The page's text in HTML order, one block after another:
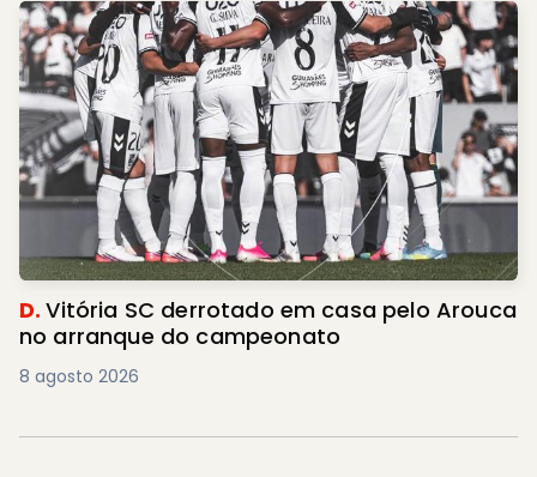
D.Vitória SC derrotado em casa pelo Arouca
no arranque do campeonato
8 agosto 2026